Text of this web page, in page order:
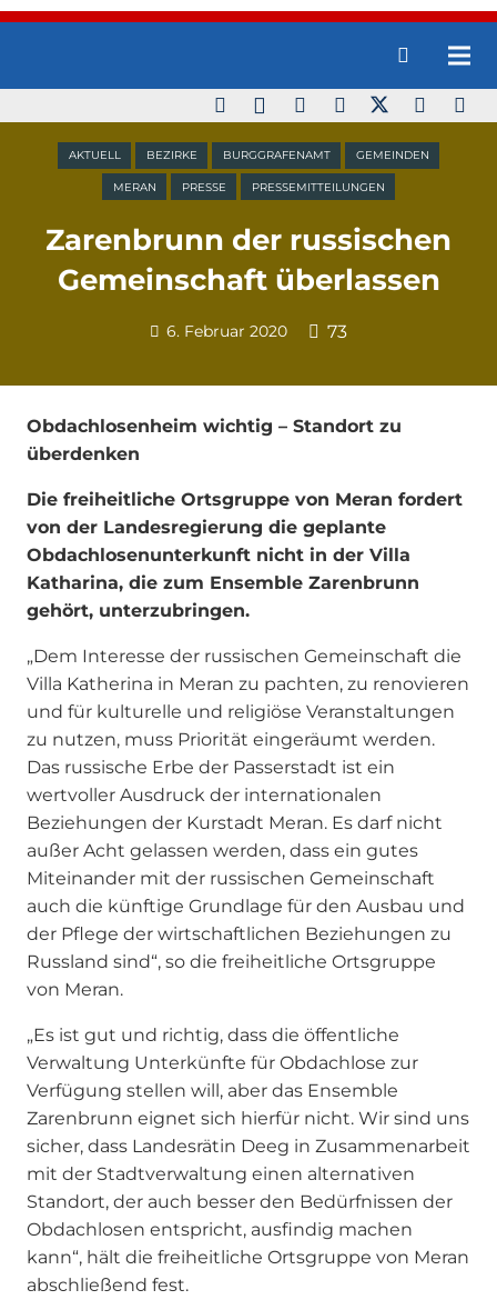
AKTUELL BEZIRKE BURGGRAFENAMT GEMEINDEN
MERAN PRESSE PRESSEMITTEILUNGEN
Zarenbrunn der russischen
Gemeinschaft überlassen
6. Februar 2020 73
Obdachlosenheim wichtig – Standort zu
überdenken
Die freiheitliche Ortsgruppe von Meran fordert
von der Landesregierung die geplante
Obdachlosenunterkunft nicht in der Villa
Katharina, die zum Ensemble Zarenbrunn
gehört, unterzubringen.
„Dem Interesse der russischen Gemeinschaft die
Villa Katherina in Meran zu pachten, zu renovieren
und für kulturelle und religiöse Veranstaltungen
zu nutzen, muss Priorität eingeräumt werden.
Das russische Erbe der Passerstadt ist ein
wertvoller Ausdruck der internationalen
Beziehungen der Kurstadt Meran. Es darf nicht
außer Acht gelassen werden, dass ein gutes
Miteinander mit der russischen Gemeinschaft
auch die künftige Grundlage für den Ausbau und
der Pflege der wirtschaftlichen Beziehungen zu
Russland sind“, so die freiheitliche Ortsgruppe
von Meran.
„Es ist gut und richtig, dass die öffentliche
Verwaltung Unterkünfte für Obdachlose zur
Verfügung stellen will, aber das Ensemble
Zarenbrunn eignet sich hierfür nicht. Wir sind uns
sicher, dass Landesrätin Deeg in Zusammenarbeit
mit der Stadtverwaltung einen alternativen
Standort, der auch besser den Bedürfnissen der
Obdachlosen entspricht, ausfindig machen
kann“, hält die freiheitliche Ortsgruppe von Meran
abschließend fest.